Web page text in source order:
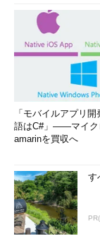
「モバイルアプリ
語はC#」――マイク
amarinを買収へ
す